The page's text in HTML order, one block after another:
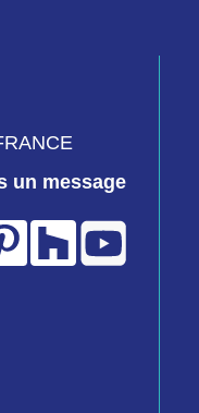
un message